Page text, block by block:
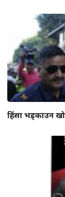
हिंसा भड्काउन